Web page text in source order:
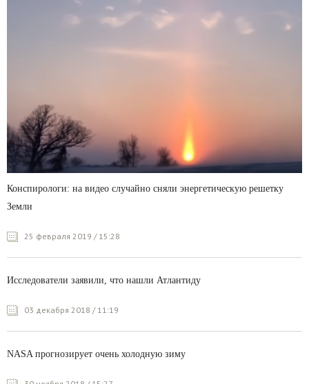
Конспирологи: на видео случайно сняли энергетическую решетку
Земли
25 февраля 2019 / 15:28
Исследователи заявили, что нашли Атлантиду
03 декабря 2018 / 11:19
NASA прогнозирует очень холодную зиму